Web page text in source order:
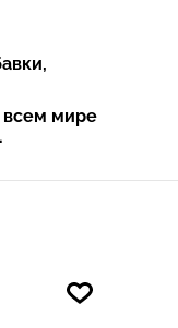
всем мире